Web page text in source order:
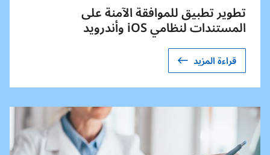
تطوير تطبيق للموافقة الآمنة على
المستندات لنظامي iOS وأندرويد
قراءة المزيد